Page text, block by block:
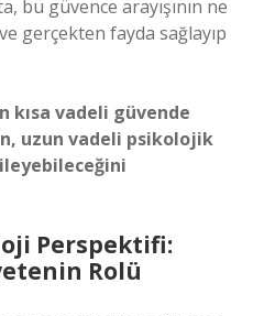
bu güvence arayışının ne
gerçekten fayda sağlayıp
kısa vadeli güvende
uzun vadeli psikolojik
Perspektifi:
Rolü